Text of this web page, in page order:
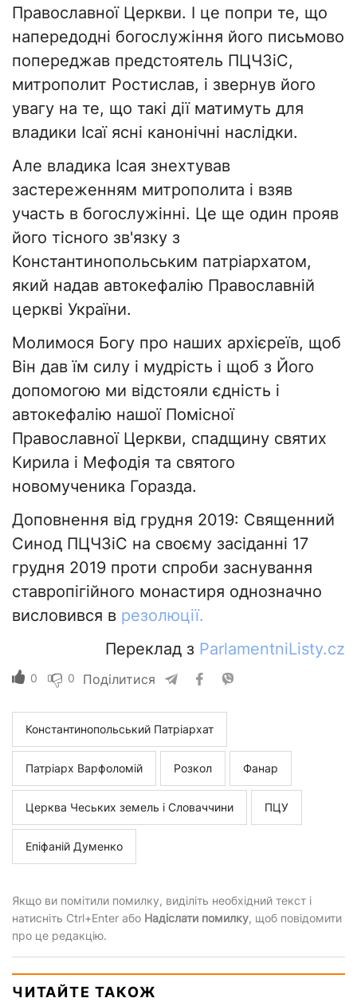
Православної Церкви. І це попри те, що
напередодні богослужіння його письмово
попереджав предстоятель ПЦЧЗіС,
митрополит Ростислав, і звернув його
увагу на те, що такі дії матимуть для
владики Ісаї ясні канонічні наслідки.
Але владика Ісая знехтував
застереженням митрополита і взяв
участь в богослужінні. Це ще один прояв
його тісного зв'язку з
Константинопольським патріархатом,
який надав автокефалію Православній
церкві України.
Молимося Богу про наших архієреїв, щоб
Він дав їм силу і мудрість і щоб з Його
допомогою ми відстояли єдність і
автокефалію нашої Помісної
Православної Церкви, спадщину святих
Кирила і Мефодія та святого
новомученика Горазда.
Доповнення від грудня 2019: Священний
Синод ПЦЧЗіС на своєму засіданні 17
грудня 2019 проти спроби заснування
ставропігійного монастиря однозначно
висловився в резолюції.
Переклад з ParlamentniListy.cz
0 0 Поділитися
Константинопольський Патріархат
Патріарх Варфоломій Розкол Фанар
Церква Чеських земель і Словаччини ПЦУ
Епіфаній Думенко
Якщо ви помітили помилку, виділіть необхідний текст і
натисніть Ctrl+Enter або Надіслати помилку, щоб повідомити
про це редакцію.
ЧИТАЙТЕ ТАКОЖ